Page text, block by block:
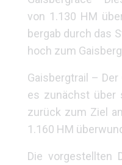
von 1.130 HM
bergab durch das
hoch zum
Gaisbergtrail –
es zunächst über
zurück zum Ziel
1.160 HM
Die vorgestellten